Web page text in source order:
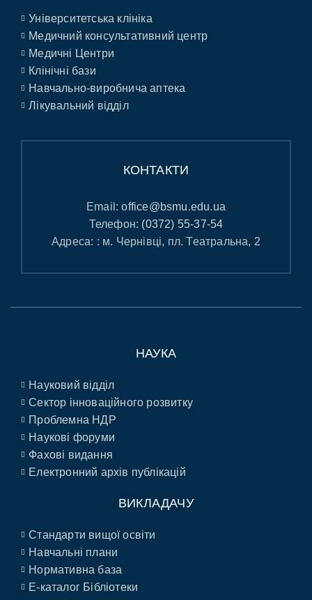
Університетська клініка
Медичний консультативний центр
Медичні Центри
Клінічні бази
Навчально-виробнича аптека
Лікувальний відділ
КОНТАКТИ
Email:office@bsmu.edu.ua
Телефон: (0372) 55-37-54
Адреса: : м. Чернівці, пл. Театральна, 2
НАУКА
Науковий відділ
Сектор інноваційного розвитку
Проблемна НДР
Наукові форуми
Фахові видання
Електронний архів публікацій
ВИКЛАДАЧУ
Стандарти вищої освіти
Навчальні плани
Нормативна база
E-каталог Бібліотеки